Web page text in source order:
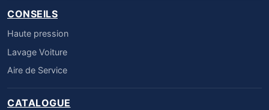
CONSEILS
Haute pression
Lavage Voiture
Aire de Service
CATALOGUE